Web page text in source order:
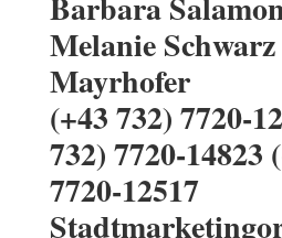
Melanie
Mayrhofer
(+43 732) 7720-
732) 7720-14823
7720-12517